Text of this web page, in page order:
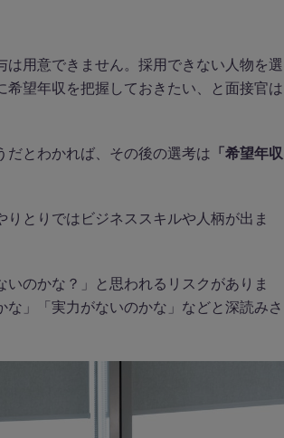
用意できません。採用できない人物を選
望年収を把握しておきたい、と面接官は
とわかれば、その後の選考は 「希望年収
とりではビジネススキルや人柄が出ま
のかな？」と思われるリスクがありま
」「実力がないのかな」などと深読みさ